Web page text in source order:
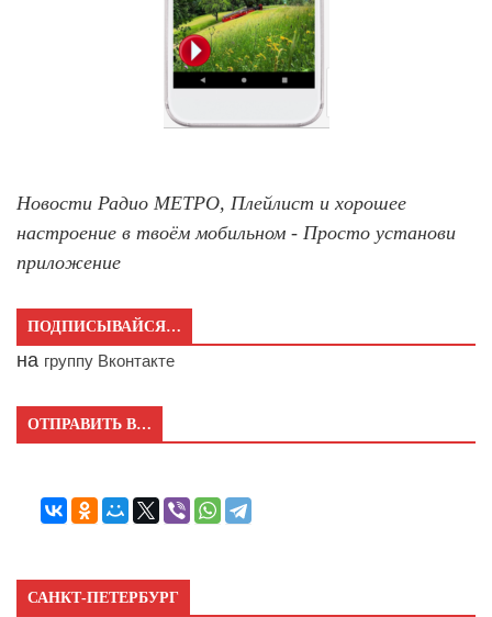
Новости Радио МЕТРО, Плейлист и хорошее
настроение в твоём мобильном - Просто установи
приложение
ПОДПИСЫВАЙСЯ…
на группу Вконтакте
ОТПРАВИТЬ В…
САНКТ-ПЕТЕРБУРГ